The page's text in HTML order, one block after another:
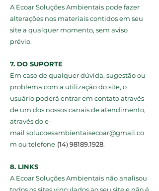
A Ecoar Soluções Ambientais pode fazer
alterações nos materiais contidos em seu
site a qualquer momento, sem aviso
prévio.
7. DO SUPORTE
Em caso de qualquer dúvida, sugestão ou
problema com a utilização do site, o
usuário poderá entrar em contato através
de um dos nossos canais de atendimento,
através do e-
mail solucoesambientaisecoar@gmail.co
m ou telefone (14) 98189.1928.
8. LINKS
A Ecoar Soluções Ambientais não analisou